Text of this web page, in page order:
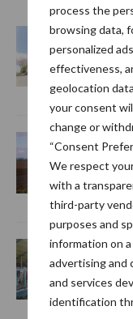
process the
browsing data,
personalized
effectiveness,
geolocation
your consent
change or
“Consent
We respect
with a
third-party
purposes and
information on
advertising and
and services
identification